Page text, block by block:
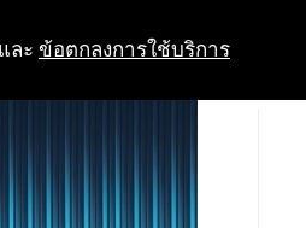
และ ข้อตกลงการใช้บริการ